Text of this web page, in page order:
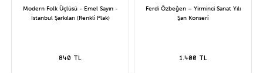
Modern Folk Üçlüsü - Emel Sayın -
İstanbul Şarkıları (Renkli Plak)
840 TL
Ferdi Özbeğen – Yirminci Sanat Yılı
Şan Konseri
1.400 TL